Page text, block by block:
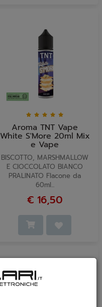
Aroma TNT Vape
White S'More 20ml Mix
e Vape
BISCOTTO, MARSHMALLOW
E CIOCCOLATO BIANCO
PRALINATO Flacone da
60ml...
€ 16,50